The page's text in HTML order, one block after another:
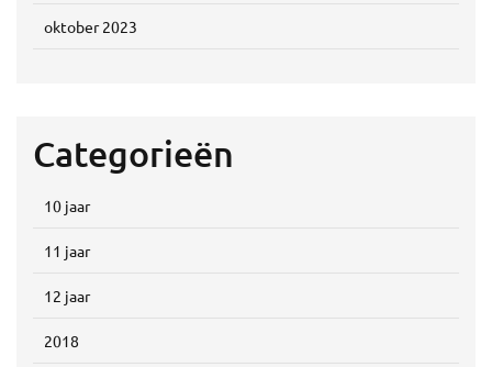
oktober 2023
Categorieën
10 jaar
11 jaar
12 jaar
2018